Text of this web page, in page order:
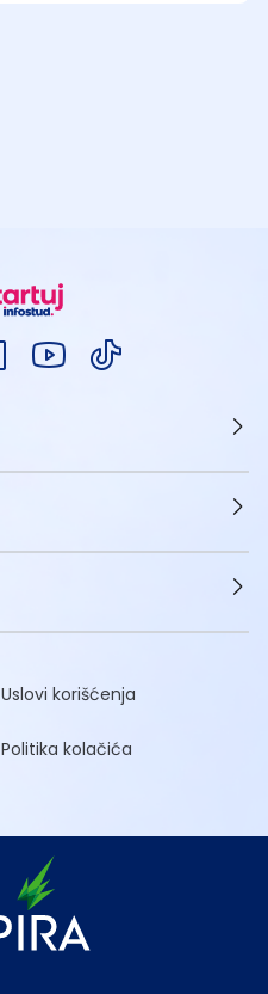
Uslovi korišćenja
Politika kolačića